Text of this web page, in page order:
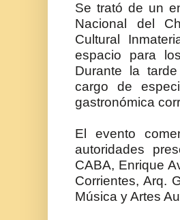
Se trató de un
Nacional del
Cultural
espacio para
Durante la
cargo de
gastronómica
El evento
autoridades
CABA, Enrique
Corrientes, Arq.
Música y Artes